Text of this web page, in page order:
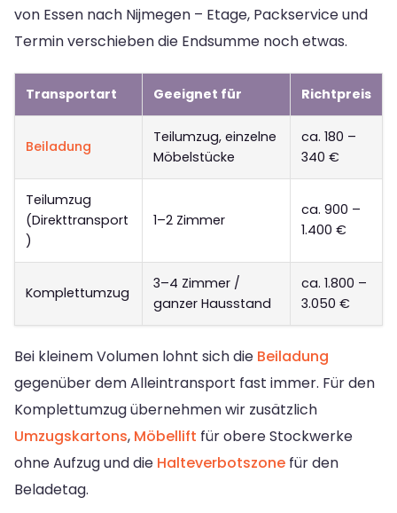
von Essen nach Nijmegen – Etage, Packservice und
Termin verschieben die Endsumme noch etwas.
Transportart Geeignet für Richtpreis
Beiladung
Teilumzug, einzelne
Möbelstücke
ca. 180 –
340 €
Teilumzug
(Direkttransport
)
1–2 Zimmer
ca. 900 –
1.400 €
Komplettumzug
3–4 Zimmer /
ganzer Hausstand
ca. 1.800 –
3.050 €
Bei kleinem Volumen lohnt sich die Beiladung
gegenüber dem Alleintransport fast immer. Für den
Komplettumzug übernehmen wir zusätzlich
Umzugskartons, Möbellift für obere Stockwerke
ohne Aufzug und die Halteverbotszone für den
Beladetag.